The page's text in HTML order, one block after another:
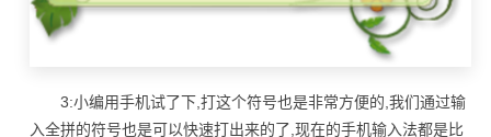
3:小编用手机试了下,打这个符号也是非常方便的,我们通过输
入全拼的符号也是可以快速打出来的了,现在的手机输入法都是比